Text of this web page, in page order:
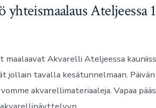
yhteismaalaus Ateljeessa
maalaavat Akvarelli Ateljeessa
jollain tavalla kesätunnelmaan.
akvarellimateriaaleja. Vapaa